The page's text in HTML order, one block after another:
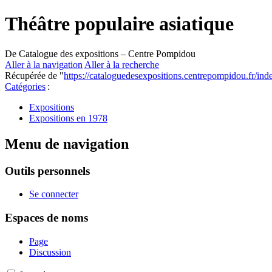
Théâtre populaire asiatique
De Catalogue des expositions – Centre Pompidou
Aller à la navigation Aller à la recherche
Récupérée de "https://cataloguedesexpositions.centrepompidou.fr/
Catégories :
Expositions
Expositions en 1978
Menu de navigation
Outils personnels
Se connecter
Espaces de noms
Page
Discussion